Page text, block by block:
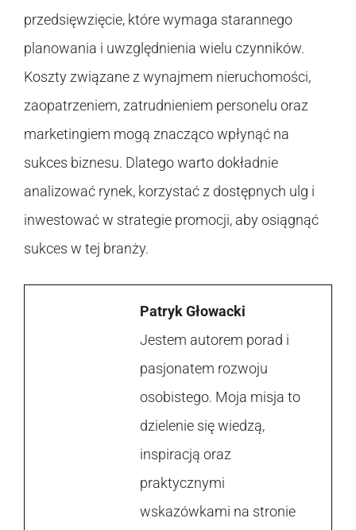
przedsięwzięcie, które wymaga starannego
planowania i uwzględnienia wielu czynników.
Koszty związane z wynajmem nieruchomości,
zaopatrzeniem, zatrudnieniem personelu oraz
marketingiem mogą znacząco wpłynąć na
sukces biznesu. Dlatego warto dokładnie
analizować rynek, korzystać z dostępnych ulg i
inwestować w strategie promocji, aby osiągnąć
sukces w tej branży.
Patryk Głowacki
Jestem autorem porad i
pasjonatem rozwoju
osobistego. Moja misja to
dzielenie się wiedzą,
inspiracją oraz
praktycznymi
wskazówkami na stronie